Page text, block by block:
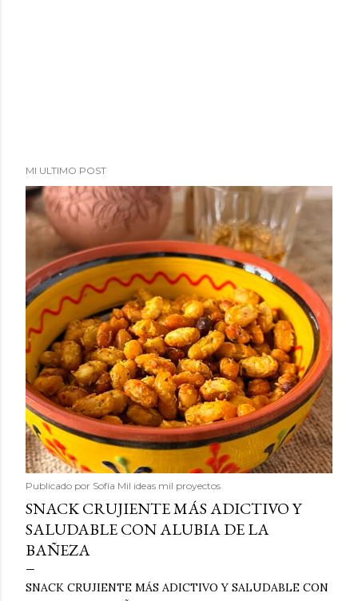
MI ULTIMO POST
Publicado por Sofía Mil ideas mil proyectos
SNACK CRUJIENTE MÁS ADICTIVO Y
SALUDABLE CON ALUBIA DE LA
BAÑEZA
SNACK CRUJIENTE MÁS ADICTIVO Y SALUDABLE CON